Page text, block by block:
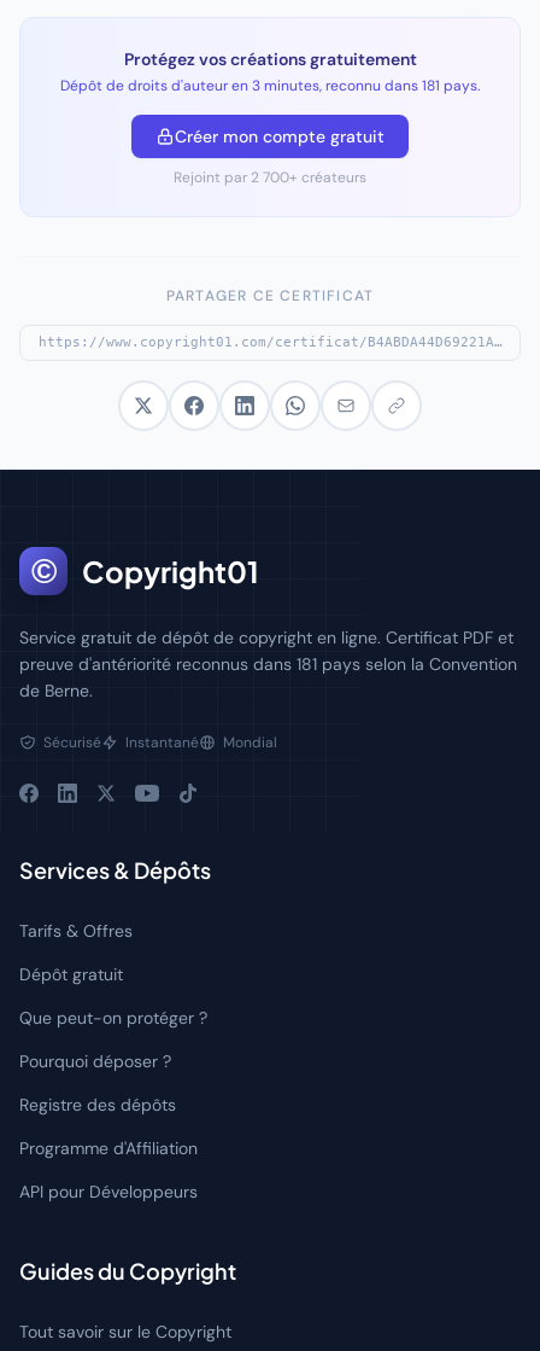
Protégez vos créations gratuitement
Dépôt de droits d'auteur en 3 minutes, reconnu dans 181 pays.
Créer mon compte gratuit
Rejoint par 2 700+ créateurs
PARTAGER CE CERTIFICAT
© Copyright01
Service gratuit de dépôt de copyright en ligne. Certificat PDF et
preuve d'antériorité reconnus dans 181 pays selon la Convention
de Berne.
Sécurisé Instantané Mondial
Services & Dépôts
Tarifs & Offres
Dépôt gratuit
Que peut-on protéger ?
Pourquoi déposer ?
Registre des dépôts
Programme d'Affiliation
API pour Développeurs
Guides du Copyright
Tout savoir sur le Copyright